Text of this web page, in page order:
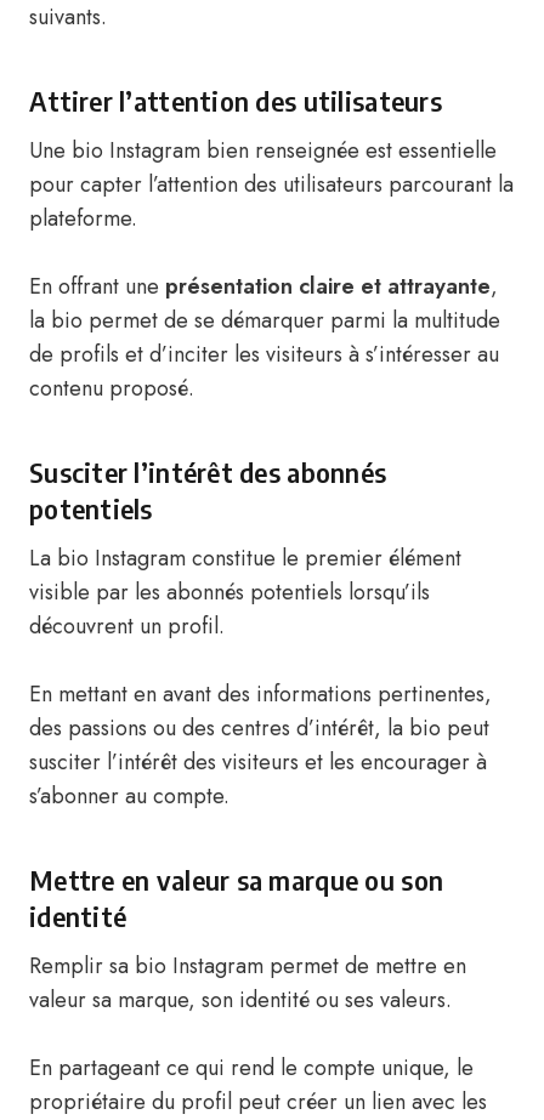
suivants.
Attirer l’attention des utilisateurs
Une bio Instagram bien renseignée est essentielle
pour capter l’attention des utilisateurs parcourant la
plateforme.
En offrant une présentation claire et attrayante,
la bio permet de se démarquer parmi la multitude
de profils et d’inciter les visiteurs à s’intéresser au
contenu proposé.
Susciter l’intérêt des abonnés
potentiels
La bio Instagram constitue le premier élément
visible par les abonnés potentiels lorsqu’ils
découvrent un profil.
En mettant en avant des informations pertinentes,
des passions ou des centres d’intérêt, la bio peut
susciter l’intérêt des visiteurs et les encourager à
s’abonner au compte.
Mettre en valeur sa marque ou son
identité
Remplir sa bio Instagram permet de mettre en
valeur sa marque, son identité ou ses valeurs.
En partageant ce qui rend le compte unique, le
propriétaire du profil peut créer un lien avec les